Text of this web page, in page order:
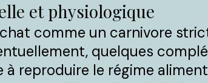
et physiologique
comme un carnivore
quelques
reproduire le régime